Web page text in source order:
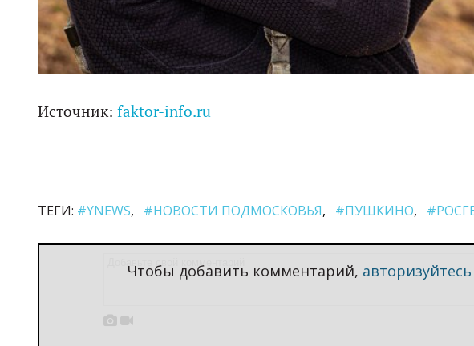
Источник: faktor-info.ru
ТЕГИ: #YNEWS #НОВОСТИ ПОДМОСКОВЬЯ #ПУШКИНО
Чтобы добавить комментарий, авторизуйтесь
 